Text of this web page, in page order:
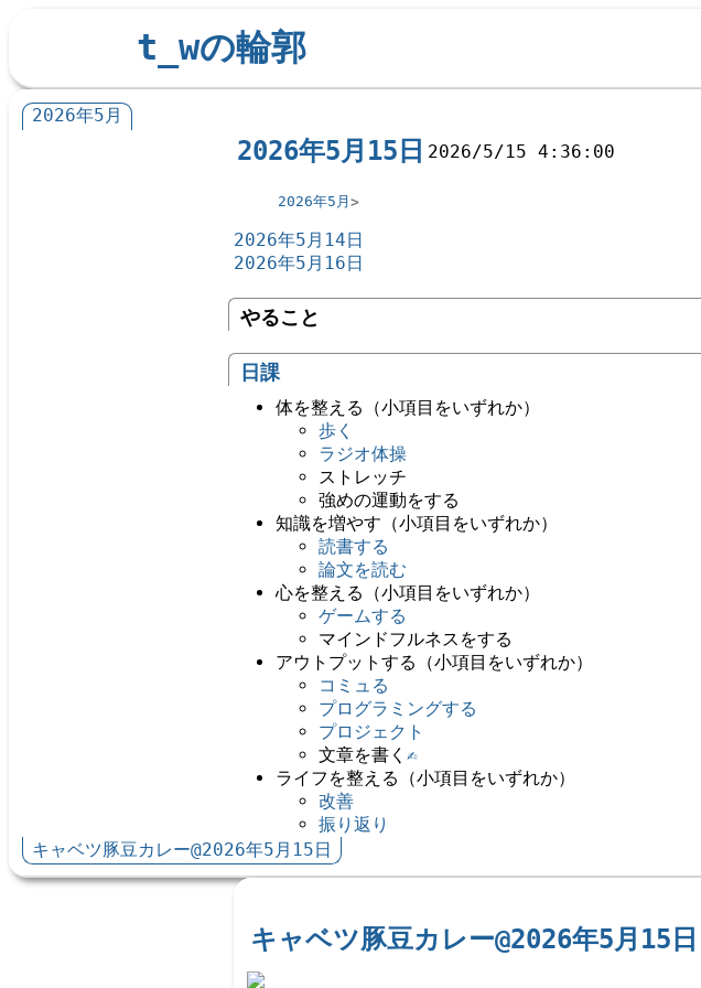
t_wの輪郭
2026年5月
2026年5月15日 2026/5/15 4:36:00
2026年5月
2026年5月14日
2026年5月16日
やること
日課
体を整える（小項目をいずれか）
歩く
ラジオ体操
ストレッチ
強めの運動をする
知識を増やす（小項目をいずれか）
読書する
論文を読む
心を整える（小項目をいずれか）
ゲームする
マインドフルネスをする
アウトプットする（小項目をいずれか）
コミュる
プログラミングする
プロジェクト
文章を書く ✍️
ライフを整える（小項目をいずれか）
改善
振り返り
キャベツ豚豆カレー@2026年5月15日
キャベツ豚豆カレー@2026年5月15日